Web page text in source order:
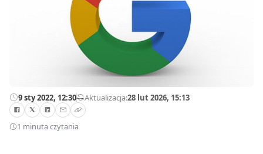
9 sty 2022, 12:30—Aktualizacja:28 lut 2026, 15:13
1 minuta czytania